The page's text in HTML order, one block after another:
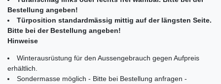
Bestellung angeben!
Türposition standardmässig mittig auf der längsten Seite.
Bitte bei der Bestellung angeben!
Hinweise
Winterausrüstung für den Aussengebrauch gegen Aufpreis
erhältlich.
Sondermasse möglich - Bitte bei Bestellung anfragen -